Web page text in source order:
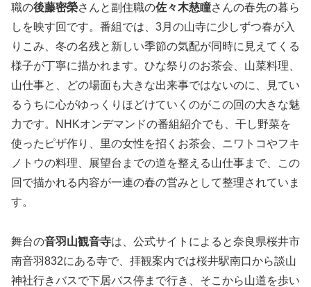
職の後藤密榮さんと副住職の佐々木慈瞳さんの春先の暮ら
しを映す回です。番組では、3月の山寺に少しずつ春が入
りこみ、冬の名残と新しい季節の気配が同時に見えてくる
様子が丁寧に描かれます。ひな祭りのお茶会、山菜料理、
山仕事と、どの場面も大きな出来事ではないのに、見てい
るうちに心がゆっくりほどけていくのがこの回の大きな魅
力です。NHKオンデマンドの番組紹介でも、干し野菜を
使ったピザ作り、里の女性を招くお茶会、ニワトコやフキ
ノトウの料理、展望台までの道を整える山仕事まで、この
回で描かれる内容が一連の春の営みとして整理されていま
す。
舞台の音羽山観音寺は、公式サイトによると奈良県桜井市
南音羽832にある寺で、拝観案内では桜井駅南口から談山
神社行きバスで下居バス停まで行き、そこから山道を歩い